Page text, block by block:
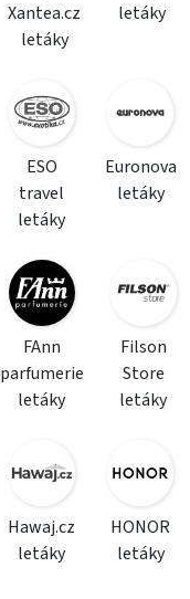
Xantea.cz
letáky
letáky
ESO
travel
letáky
Euronova
letáky
FAnn
parfumerie
letáky
Filson
Store
letáky
Hawaj.cz
letáky
HONOR
letáky